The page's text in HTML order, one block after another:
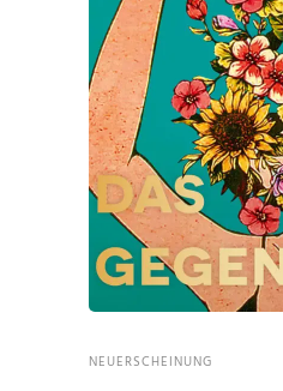
NEUERSCHEINUNG